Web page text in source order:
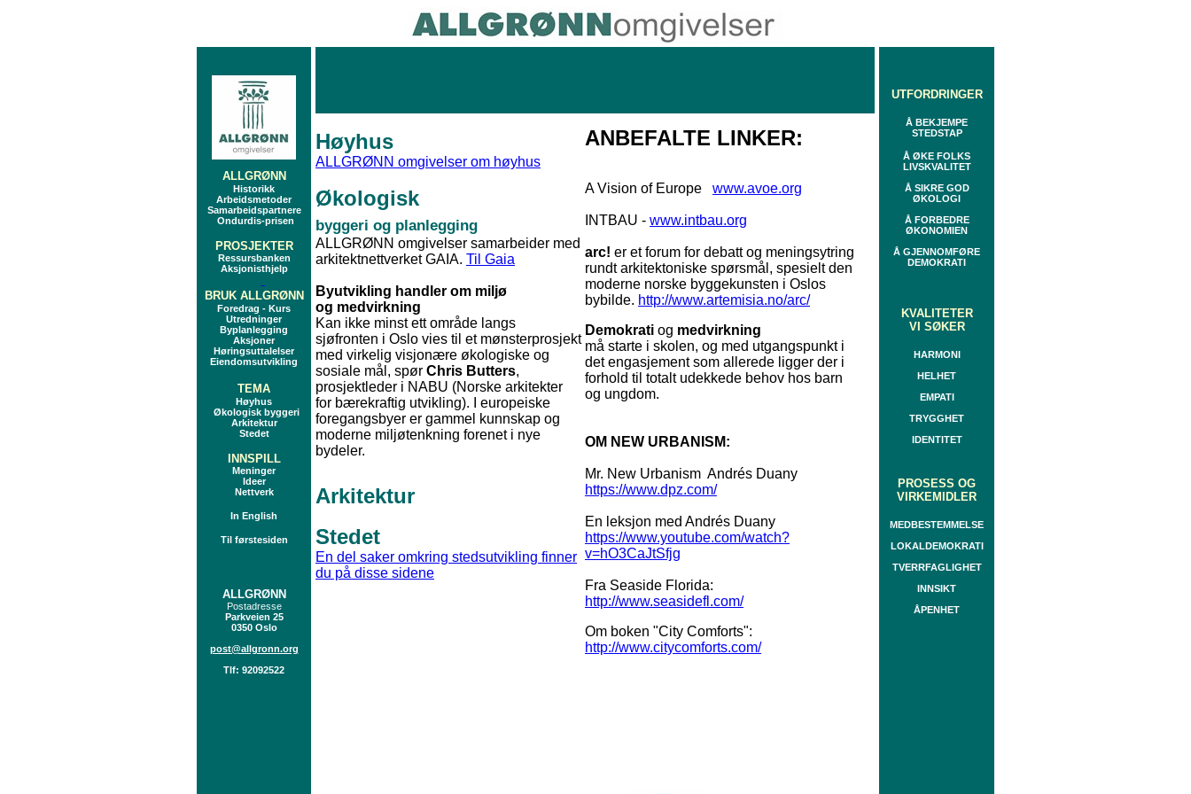
ALLGRØNN
Historikk
Arbeidsmetoder
Samarbeidspartnere
Ondurdis-prisen
PROSJEKTER
Ressursbanken
Aksjonisthjelp
BRUK ALLGRØNN
Foredrag - Kurs
Utredninger
Byplanlegging
Aksjoner
Høringsuttalelser
Eiendomsutvikling
TEMA
Høyhus
Økologisk byggeri
Arkitektur
Stedet
INNSPILL
Meninger
Ideer
Nettverk
In English
Til førstesiden
ALLGRØNN
Postadresse
Parkveien 25
0350 Oslo
post@allgronn.org
Tlf: 92092522
UTFORDRINGER
Å BEKJEMPE
STEDSTAP
Å ØKE FOLKS
LIVSKVALITET
Å SIKRE GOD
ØKOLOGI
Å FORBEDRE
ØKONOMIEN
Å GJENNOMFØRE
DEMOKRATI
KVALITETER
VI SØKER
HARMONI
HELHET
EMPATI
TRYGGHET
IDENTITET
PROSESS OG
VIRKEMIDLER
MEDBESTEMMELSE
LOKALDEMOKRATI
TVERRFAGLIGHET
INNSIKT
ÅPENHET
Høyhus
ALLGRØNN omgivelser om høyhus
Økologisk
byggeri og planlegging
ALLGRØNN omgivelser samarbeider med
arkitektnettverket GAIA. Til Gaia
Byutvikling handler om miljø
og medvirkning
Kan ikke minst ett område langs
sjøfronten i Oslo vies til et mønsterprosjekt
med virkelig visjonære økologiske og
sosiale mål, spør Chris Butters,
prosjektleder i NABU (Norske arkitekter
for bærekraftig utvikling). I europeiske
foregangsbyer er gammel kunnskap og
moderne miljøtenkning forenet i nye
bydeler.
Arkitektur
Stedet
En del saker omkring stedsutvikling finner
du på disse sidene
ANBEFALTE LINKER:
A Vision of Europe www.avoe.org
INTBAU - www.intbau.org
arc! er et forum for debatt og meningsytring
rundt arkitektoniske spørsmål, spesielt den
moderne norske byggekunsten i Oslos
bybilde. http://www.artemisia.no/arc/
Demokrati og medvirkning
må starte i skolen, og med utgangspunkt i
det engasjement som allerede ligger der i
forhold til totalt udekkede behov hos barn
og ungdom.
OM NEW URBANISM:
Mr. New Urbanism Andrés Duany
https://www.dpz.com/
En leksjon med Andrés Duany
https://www.youtube.com/watch?
v=hO3CaJtSfjg
Fra Seaside Florida:
http://www.seasidefl.com/
Om boken "City Comforts":
http://www.citycomforts.com/